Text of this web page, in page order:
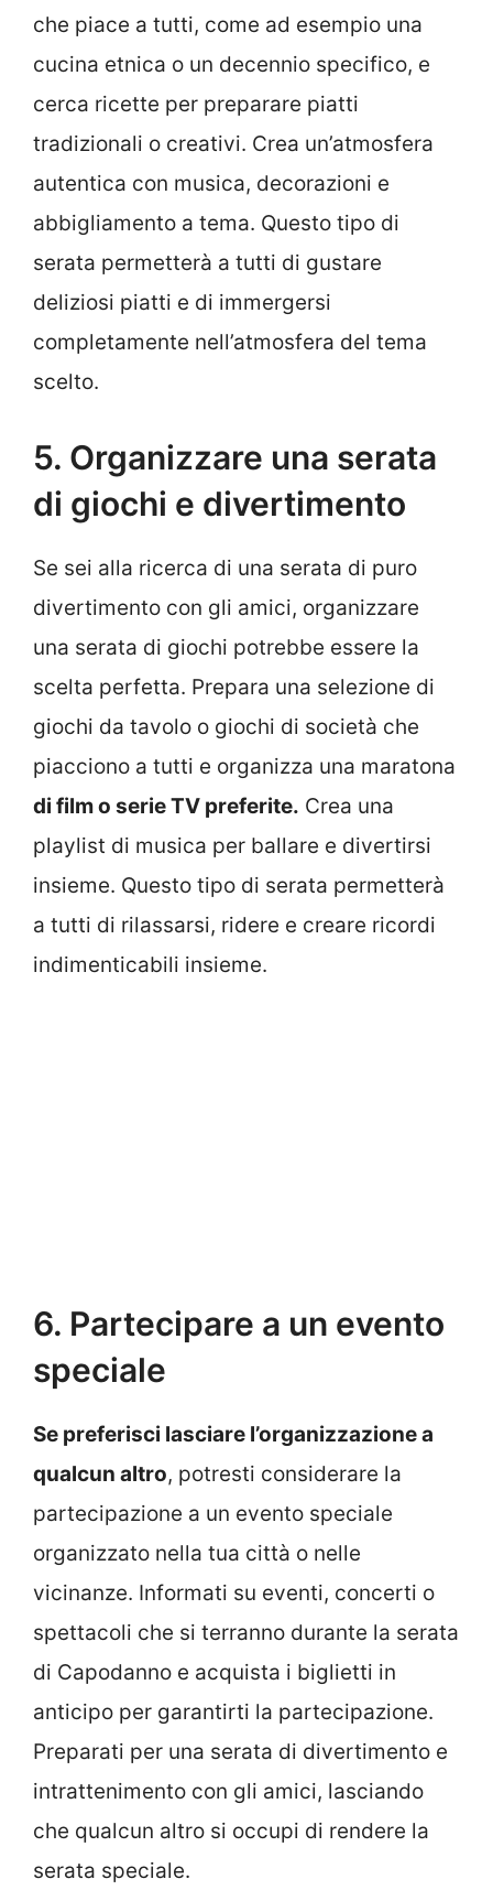
che piace a tutti, come ad esempio una
cucina etnica o un decennio specifico, e
cerca ricette per preparare piatti
tradizionali o creativi. Crea un’atmosfera
autentica con musica, decorazioni e
abbigliamento a tema. Questo tipo di
serata permetterà a tutti di gustare
deliziosi piatti e di immergersi
completamente nell’atmosfera del tema
scelto.
5. Organizzare una serata
di giochi e divertimento
Se sei alla ricerca di una serata di puro
divertimento con gli amici, organizzare
una serata di giochi potrebbe essere la
scelta perfetta. Prepara una selezione di
giochi da tavolo o giochi di società che
piacciono a tutti e organizza una maratona
di film o serie TV preferite. Crea una
playlist di musica per ballare e divertirsi
insieme. Questo tipo di serata permetterà
a tutti di rilassarsi, ridere e creare ricordi
indimenticabili insieme.
6. Partecipare a un evento
speciale
Se preferisci lasciare l’organizzazione a
qualcun altro, potresti considerare la
partecipazione a un evento speciale
organizzato nella tua città o nelle
vicinanze. Informati su eventi, concerti o
spettacoli che si terranno durante la serata
di Capodanno e acquista i biglietti in
anticipo per garantirti la partecipazione.
Preparati per una serata di divertimento e
intrattenimento con gli amici, lasciando
che qualcun altro si occupi di rendere la
serata speciale.